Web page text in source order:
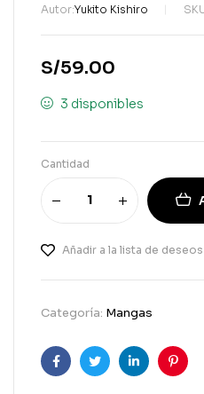
Autor:Yukito Kishiro
S/59.00
3 disponibles
Cantidad
Añadir a la lista de deseos
Categoría: Mangas
FacebookGorjeoLinkedIn